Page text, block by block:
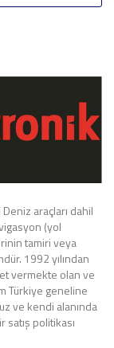
araçları dahil
(yol
tamiri veya
1992 yılından
vermekte olan ve
Türkiye geneline
ve kendi alanında
politikası